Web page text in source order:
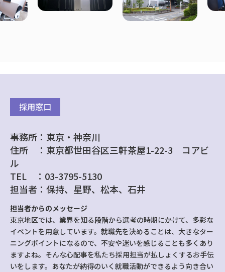
採用窓口
事務所：東京・神奈川
住所 ：東京都世田谷区三軒茶屋1-22-3 コアビ
ル
TEL ：03-3795-5130
担当者：保持、星野、松本、石井
担当者からのメッセージ
東京地区では、業界を知る段階から選考の時期にかけて、多彩な
イベントを用意しています。就職先を決めることは、大きなター
ニングポイントになるので、不安や迷いを感じることも多くあり
ますよね。そんな心配事を私たち採用担当が払しょくするお手伝
いをします。あなたが納得のいく就職活動ができるよう向き合い